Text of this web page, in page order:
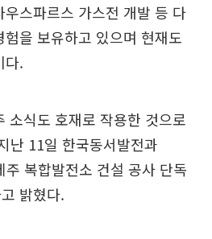
스파르스 가스전 개발 등 다
을 보유하고 있으며 현재도
다.
소식도 호재로 작용한 것으로
난 11일 한국동서발전과
복합발전소 건설 공사 단독
밝혔다.